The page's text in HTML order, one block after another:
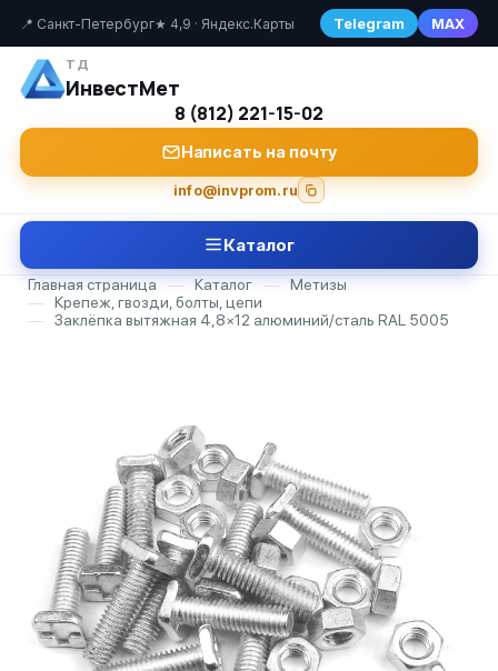
📍 Санкт-Петербург★ 4,9 · Яндекс.Карты Telegram MAX
ТД
ИнвестМет
8 (812) 221-15-02
Написать на почту
info@invprom.ru
Каталог
Главная страница — Каталог —
Метизы
—
Крепеж, гвозди, болты, цепи
—
Заклёпка вытяжная 4,8×12 алюминий/сталь RAL 5005